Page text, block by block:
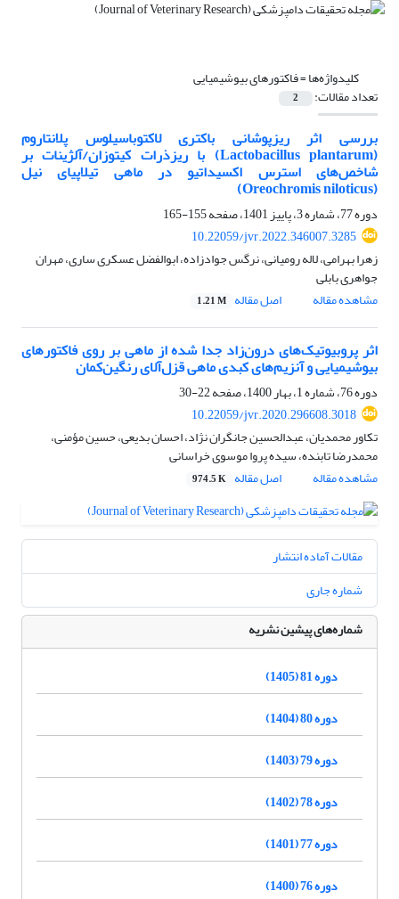
کلیدواژه‌ها =فاکتورهای بیوشیمیایی
تعداد مقالات: 2
بررسی اثر ریزپوشانی باکتری لاکتوباسیلوس پلانتاروم
(Lactobacillus plantarum) با ریزذرات کیتوزان/آلژینات بر
شاخص‌های استرس اکسیداتیو در ماهی تیلاپیای نیل
(Oreochromis niloticus)
دوره 77، شماره 3، پاییز 1401، صفحه
155-165
10.22059/jvr.2022.346007.3285
زهرا بهرامی، لاله رومیانی، نرگس جوادزاده، ابوالفضل عسکری ساری، مهران
جواهری بابلی
مشاهده مقاله
اصل مقاله 1.21 M
اثر پروبیوتیک‌های درون‌زاد جدا شده از ماهی بر روی فاکتورهای
بیوشیمیایی و آنزیم‌های کبدی ماهی قزل‌آلای رنگین‌کمان
دوره 76، شماره 1، بهار 1400، صفحه
22-30
10.22059/jvr.2020.296608.3018
تکاور محمدیان، عبدالحسین جانگران نژاد، احسان بدیعی، حسین مؤمنی،
محمدرضا تابنده، سیده پروا موسوی خراسانی
مشاهده مقاله
اصل مقاله 974.5 K
مقالات آماده انتشار
شماره جاری
شماره‌های پیشین نشریه
دوره 81 (1405)
دوره 80 (1404)
دوره 79 (1403)
دوره 78 (1402)
دوره 77 (1401)
دوره 76 (1400)